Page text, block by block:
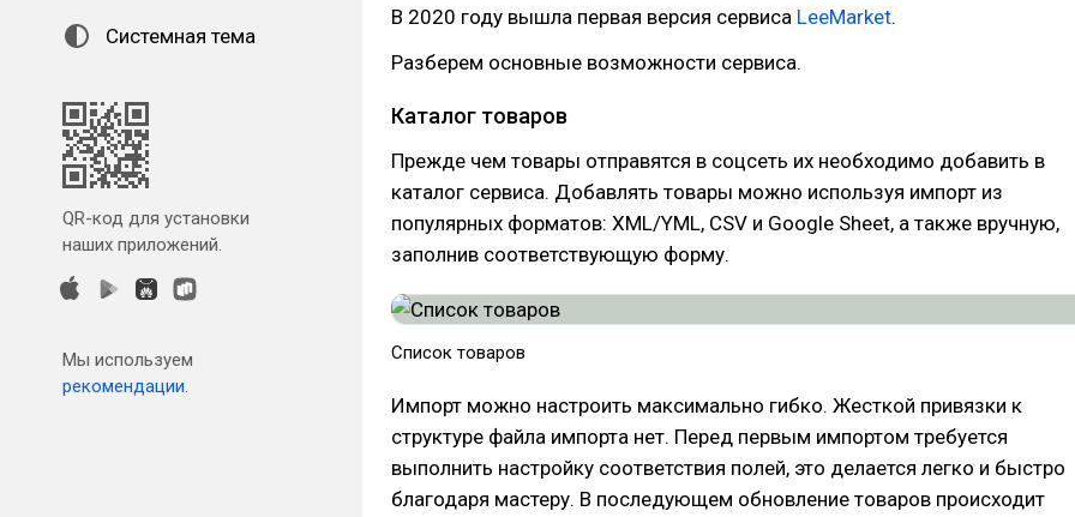
Системная тема
QR-код для установки
наших приложений.
Мы используем
рекомендации.
В 2020 году вышла первая версия сервиса LeeMarket.
Разберем основные возможности сервиса.
Каталог товаров
Прежде чем товары отправятся в соцсеть их необходимо добавить в
каталог сервиса. Добавлять товары можно используя импорт из
популярных форматов: XML/YML, CSV и Google Sheet, а также вручную,
заполнив соответствующую форму.
Список товаров
Импорт можно настроить максимально гибко. Жесткой привязки к
структуре файла импорта нет. Перед первым импортом требуется
выполнить настройку соответствия полей, это делается легко и быстро
благодаря мастеру. В последующем обновление товаров происходит